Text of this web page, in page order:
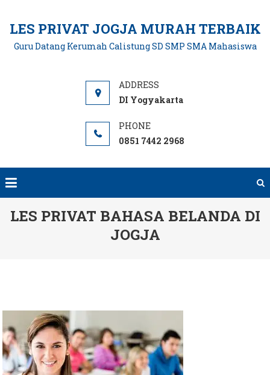
content
LES PRIVAT JOGJA MURAH TERBAIK
Guru Datang Kerumah Calistung SD SMP SMA Mahasiswa
DI Yogyakarta
0851 7442 2968
LES PRIVAT BAHASA BELANDA DI
JOGJA